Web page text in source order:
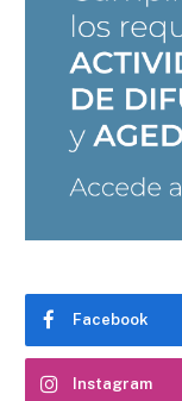
Facebook
Instagram